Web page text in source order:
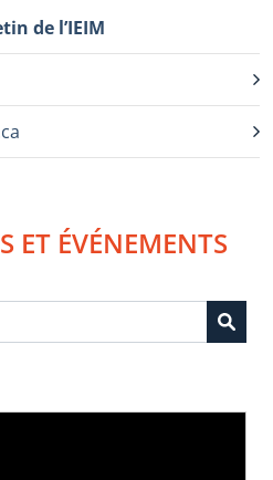
de l’IEIM
ET ÉVÉNEMENTS